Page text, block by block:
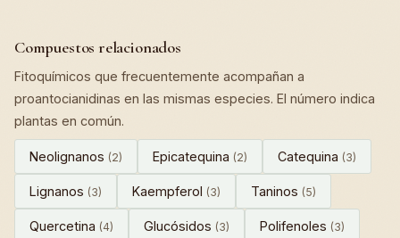
Compuestos relacionados
Fitoquímicos que frecuentemente acompañan a
proantocianidinas en las mismas especies. El número indica
plantas en común.
Neolignanos (2) Epicatequina (2) Catequina (3)
Lignanos (3) Kaempferol (3) Taninos (5)
Quercetina (4) Glucósidos (3) Polifenoles (3)